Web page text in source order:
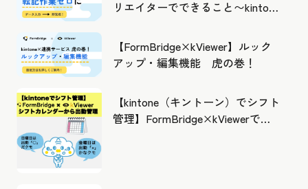
リエイターでできること〜kintone
【FormBridge×kViewer】ルック
アップ・編集機能 虎の巻！
【kintone（キントーン）でシフト
管理】FormBridge×kViewerで作